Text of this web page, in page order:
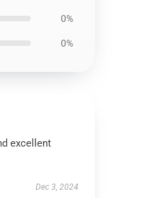
0%
0%
excellent
Dec 3, 2024